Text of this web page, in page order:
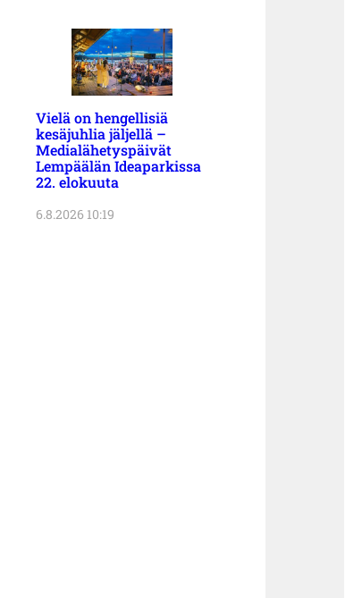
Vielä on hengellisiä
kesäjuhlia jäljellä –
Medialähetyspäivät
Lempäälän Ideaparkissa
22. elokuuta
6.8.2026 10:19